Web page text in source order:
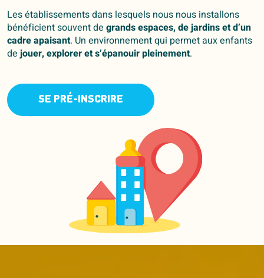
Les établissements dans lesquels nous nous installons
bénéficient souvent de grands espaces, de jardins et d’un
cadre apaisant. Un environnement qui permet aux enfants
de jouer, explorer et s’épanouir pleinement.
SE PRÉ-INSCRIRE